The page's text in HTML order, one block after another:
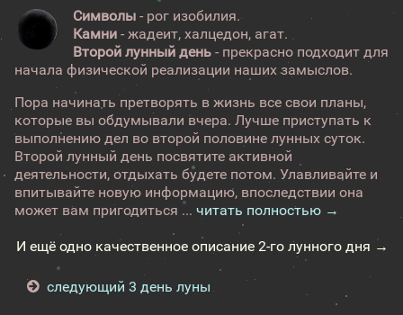
Символы - рог изобилия.
Камни - жадеит, халцедон, агат.
Второй лунный день - прекрасно подходит для
начала физической реализации наших замыслов.
Пора начинать претворять в жизнь все свои планы,
которые вы обдумывали вчера. Лучше приступать к
выполнению дел во второй половине лунных суток.
Второй лунный день посвятите активной
деятельности, отдыхать будете потом. Улавливайте и
впитывайте новую информацию, впоследствии она
может вам пригодиться ... читать полностью →
И ещё одно качественное описание 2-го лунного дня →
следующий 3 день луны